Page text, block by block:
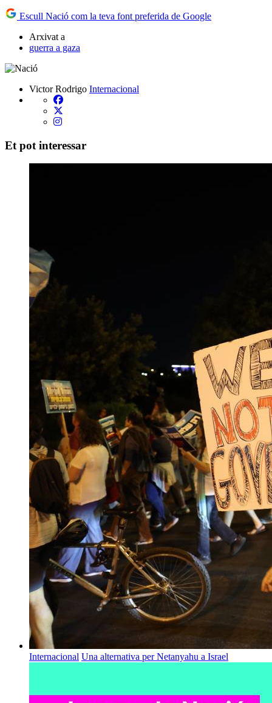
Escull Nació com la teva font preferida de Google
Arxivat a
guerra a gaza
Victor Rodrigo Internacional
Et pot interessar
Internacional Una alternativa per Netanyahu a Israel